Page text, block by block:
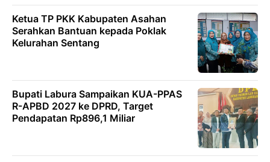
Ketua TP PKK Kabupaten Asahan
Serahkan Bantuan kepada Poklak
Kelurahan Sentang
Bupati Labura Sampaikan KUA-PPAS
R-APBD 2027 ke DPRD, Target
Pendapatan Rp896,1 Miliar